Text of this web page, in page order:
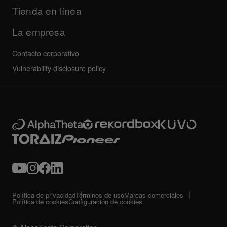
Servicio, reparación, garantía
Tienda en línea
La empresa
Contacto corporativo
Vulnerability disclosure policy
Política de privacidadTérminos de usoMarcas comerciales
Política de cookiesConfiguración de cookies